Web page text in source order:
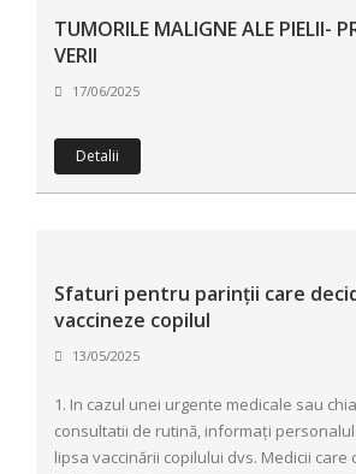
TUMORILE MALIGNE ALE PIELII-
VERII
17/06/2025
Detalii
Sfaturi pentru parinții care
vaccineze copilul
13/05/2025
1. In cazul unei urgente medicale sau
consultatii de rutină, informați
lipsa vaccinării copilului dvs. Medicii care